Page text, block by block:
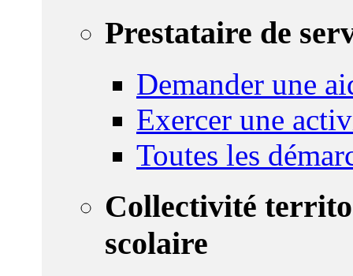
Prestataire de
Demander une
Exercer une
Toutes les
Collectivité
scolaire